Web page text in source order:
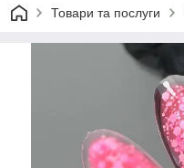
Товари та послуги